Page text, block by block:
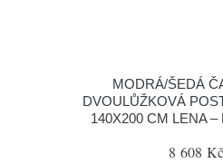
MODRÁ/ŠEDÁ
DVOULŮŽKOVÁ
140X200 CM LENA
8 608 Kč